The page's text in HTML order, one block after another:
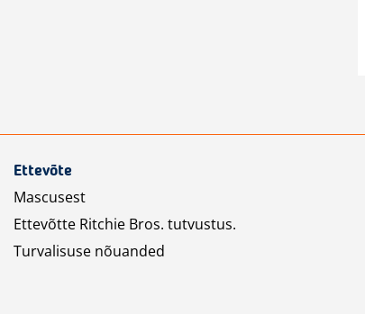
Ettevõte
Mascusest
Ettevõtte Ritchie Bros. tutvustus.
Turvalisuse nõuanded